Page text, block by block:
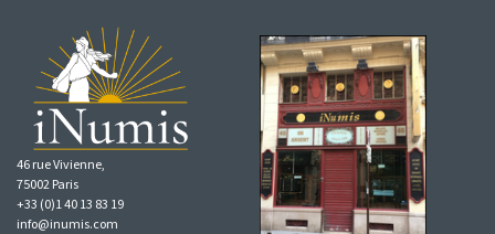
46 rue Vivienne,
75002 Paris
+33 (0)1 40 13 83 19
info@inumis.com